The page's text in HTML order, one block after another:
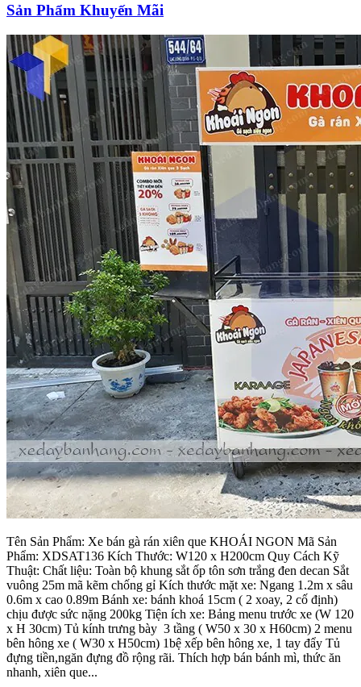
Sản Phẩm Khuyến Mãi
Tên Sản Phẩm: Xe bán gà rán xiên que KHOÁI NGON Mã Sản
Phẩm: XDSAT136 Kích Thước: W120 x H200cm Quy Cách Kỹ
Thuật: Chất liệu: Toàn bộ khung sắt ốp tôn sơn trắng đen decan Sắt
vuông 25m mã kẽm chống gỉ Kích thước mặt xe: Ngang 1.2m x sâu
0.6m x cao 0.89m Bánh xe: bánh khoá 15cm ( 2 xoay, 2 cố định)
chịu được sức nặng 200kg Tiện ích xe: Bảng menu trước xe (W 120
x H 30cm) Tủ kính trưng bày 3 tầng ( W50 x 30 x H60cm) 2 menu
bên hông xe ( W30 x H50cm) 1bệ xếp bên hông xe, 1 tay đẩy Tủ
đựng tiền,ngăn đựng đồ rộng rãi. Thích hợp bán bánh mì, thức ăn
nhanh, xiên que...